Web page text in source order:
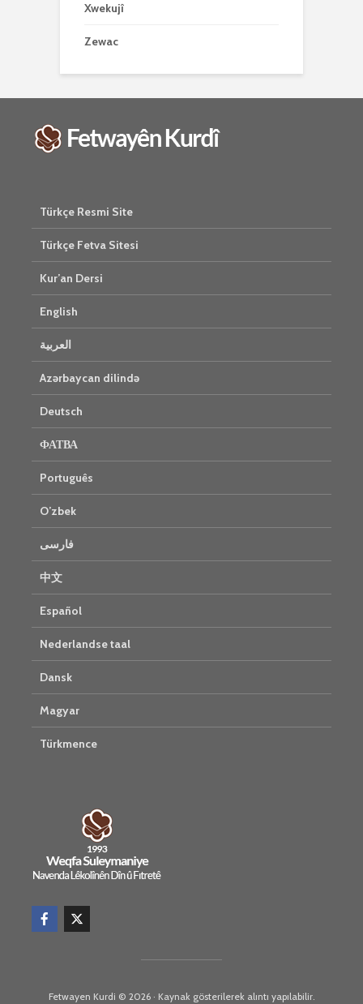
Xwekujî
Zewac
Türkçe Resmi Site
Türkçe Fetva Sitesi
Kur’an Dersi
English
العربية
Azərbaycan dilində
Deutsch
ФАТВА
Português
O’zbek
فارسی
中文
Español
Nederlandse taal
Dansk
Magyar
Türkmence
Fetwayen Kurdi © 2026 · Kaynak gösterilerek alıntı yapılabilir.